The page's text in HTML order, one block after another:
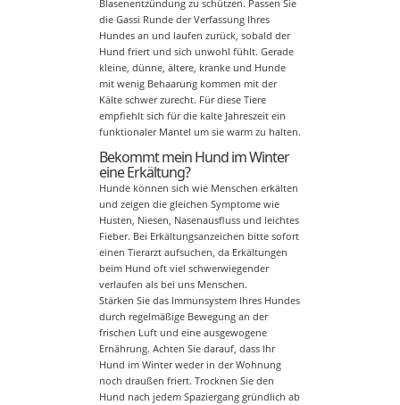
Blasenentzündung zu schützen. Passen Sie
die Gassi Runde der Verfassung Ihres
Hundes an und laufen zurück, sobald der
Hund friert und sich unwohl fühlt. Gerade
kleine, dünne, ältere, kranke und Hunde
mit wenig Behaarung kommen mit der
Kälte schwer zurecht. Für diese Tiere
empfiehlt sich für die kalte Jahreszeit ein
funktionaler Mantel um sie warm zu halten.
Bekommt mein Hund im Winter
eine Erkältung?
Hunde können sich wie Menschen erkälten
und zeigen die gleichen Symptome wie
Husten, Niesen, Nasenausfluss und leichtes
Fieber. Bei Erkältungsanzeichen bitte sofort
einen Tierarzt aufsuchen, da Erkältungen
beim Hund oft viel schwerwiegender
verlaufen als bei uns Menschen.
Stärken Sie das Immunsystem Ihres Hundes
durch regelmäßige Bewegung an der
frischen Luft und eine ausgewogene
Ernährung. Achten Sie darauf, dass Ihr
Hund im Winter weder in der Wohnung
noch draußen friert. Trocknen Sie den
Hund nach jedem Spaziergang gründlich ab